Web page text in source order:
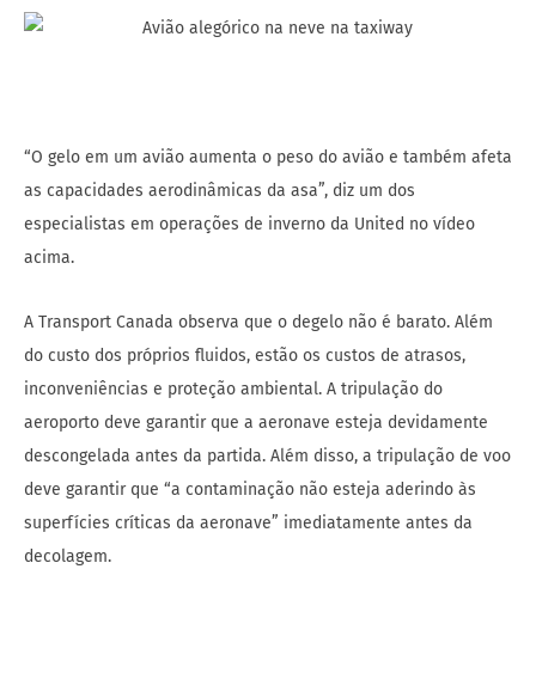
“O gelo em um avião aumenta o peso do avião e também afeta
as capacidades aerodinâmicas da asa”, diz um dos
especialistas em operações de inverno da United no vídeo
acima.
A Transport Canada observa que o degelo não é barato. Além
do custo dos próprios fluidos, estão os custos de atrasos,
inconveniências e proteção ambiental. A tripulação do
aeroporto deve garantir que a aeronave esteja devidamente
descongelada antes da partida. Além disso, a tripulação de voo
deve garantir que “a contaminação não esteja aderindo às
superfícies críticas da aeronave” imediatamente antes da
decolagem.